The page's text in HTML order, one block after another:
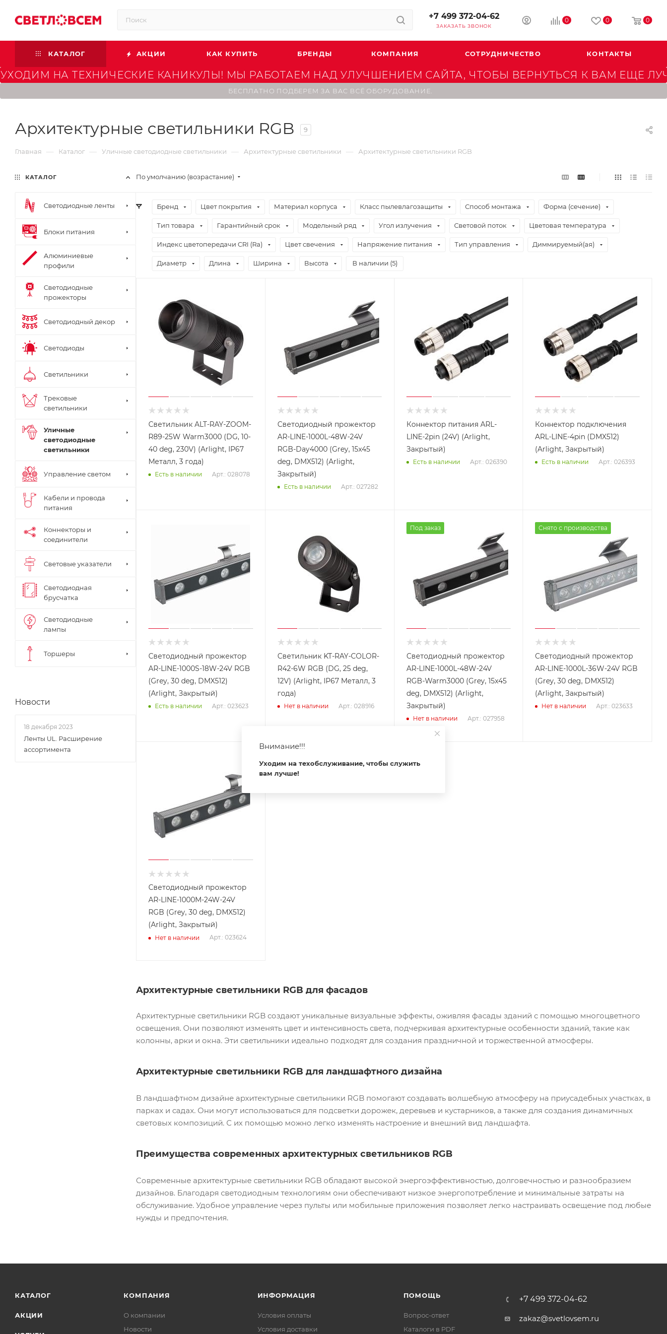
+7 499 372-04-62
ЗАКАЗАТЬ ЗВОНОК
0 0 0
КАТАЛОГ АКЦИИ КАК КУПИТЬ БРЕНДЫ КОМПАНИЯ СОТРУДНИЧЕСТВО КОНТАКТЫ
УХОДИМ НА ТЕХНИЧЕСКИЕ КАНИКУЛЫ! МЫ РАБОТАЕМ НАД УЛУЧШЕНИЕМ САЙТА, ЧТОБЫ ВЕРНУТЬСЯ К ВАМ ЕЩЕ
БЕСПЛАТНО ПОДБЕРЕМ ЗА ВАС ВСЁ ОБОРУДОВАНИЕ.
Архитектурные светильники RGB 9
Главная — Каталог — Уличные светодиодные светильники — Архитектурные светильники — Архитектурные светильники RGB
По умолчанию (возрастание)
Бренд Цвет покрытия Материал корпуса Класс пылевлагозащиты Способ монтажа Форма (сечение)
Тип товара Гарантийный срок Модельный ряд Угол излучения Световой поток Цветовая температура
Индекс цветопередачи CRI (Ra) Цвет свечения Напряжение питания Тип управления Диммируемый(ая)
Диаметр Длина Ширина Высота В наличии (5)
Светильник ALT-RAY-ZOOM-
R89-25W Warm3000 (DG, 10-
40 deg, 230V) (Arlight, IP67
Металл, 3 года)
Есть в наличии Арт.: 028078
Светодиодный прожектор
AR-LINE-1000L-48W-24V
RGB-Day4000 (Grey, 15x45
deg, DMX512) (Arlight,
Закрытый)
Есть в наличии Арт.: 027282
Коннектор питания ARL-
LINE-2pin (24V) (Arlight,
Закрытый)
Есть в наличии Арт.: 026390
Коннектор подключения
ARL-LINE-4pin (DMX512)
(Arlight, Закрытый)
Есть в наличии Арт.: 026393
Светодиодный прожектор
AR-LINE-1000S-18W-24V RGB
(Grey, 30 deg, DMX512)
(Arlight, Закрытый)
Есть в наличии Арт.: 023623
Светильник KT-RAY-COLOR-
R42-6W RGB (DG, 25 deg,
12V) (Arlight, IP67 Металл, 3
года)
Нет в наличии Арт.: 028916
Под заказ
Светодиодный прожектор
AR-LINE-1000L-48W-24V
RGB-Warm3000 (Grey, 15x45
deg, DMX512) (Arlight,
Закрытый)
Нет в наличии Арт.: 027958
Снято с производства
Светодиодный прожектор
AR-LINE-1000L-36W-24V RGB
(Grey, 30 deg, DMX512)
(Arlight, Закрытый)
Нет в наличии Арт.: 023633
Светодиодный прожектор
AR-LINE-1000M-24W-24V
RGB (Grey, 30 deg, DMX512)
(Arlight, Закрытый)
Нет в наличии Арт.: 023624
Архитектурные светильники RGB для фасадов
Архитектурные светильники RGB создают уникальные визуальные эффекты, оживляя фасады зданий с помощью многоцветного
освещения. Они позволяют изменять цвет и интенсивность света, подчеркивая архитектурные особенности зданий, такие как
колонны, арки и окна. Эти светильники идеально подходят для создания праздничной и торжественной атмосферы.
Архитектурные светильники RGB для ландшафтного дизайна
В ландшафтном дизайне архитектурные светильники RGB помогают создавать волшебную атмосферу на приусадебных участках, в
парках и садах. Они могут использоваться для подсветки дорожек, деревьев и кустарников, а также для создания динамичных
световых композиций. С их помощью можно легко изменять настроение и внешний вид ландшафта.
Преимущества современных архитектурных светильников RGB
Современные архитектурные светильники RGB обладают высокой энергоэффективностью, долговечностью и разнообразием
дизайнов. Благодаря светодиодным технологиям они обеспечивают низкое энергопотребление и минимальные затраты на
обслуживание. Удобное управление через пульты или мобильные приложения позволяет легко настраивать освещение под любые
нужды и предпочтения.
КАТАЛОГ
Светодиодные ленты
Блоки питания
Алюминиевые
профили
Светодиодные
прожекторы
Светодиодный декор
Светодиоды
Светильники
Трековые
светильники
Уличные
светодиодные
светильники
Управление светом
Кабели и провода
питания
Коннекторы и
соединители
Световые указатели
Светодиодная
брусчатка
Светодиодные
лампы
Торшеры
Новости
18 декабря 2023
Ленты UL. Расширение
ассортимента
КАТАЛОГ
АКЦИИ
КОМПАНИЯ
О компании
Новости
ИНФОРМАЦИЯ
Условия оплаты
Условия доставки
ПОМОЩЬ
Вопрос-ответ
Каталоги в PDF
+7 499 372-04-62
zakaz@svetlovsem.ru
Внимание!!!
Уходим на техобслуживание, чтобы служить
вам лучше!